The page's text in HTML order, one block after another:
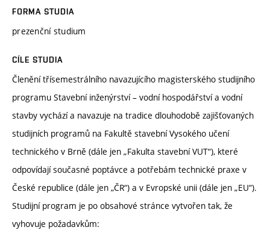
FORMA STUDIA
prezenční studium
CÍLE STUDIA
Členění třísemestrálního navazujícího magisterského studijního
programu Stavební inženýrství – vodní hospodářství a vodní
stavby vychází a navazuje na tradice dlouhodobě zajišťovaných
studijních programů na Fakultě stavební Vysokého učení
technického v Brně (dále jen „Fakulta stavební VUT“), které
odpovídají současné poptávce a potřebám technické praxe v
České republice (dále jen „ČR“) a v Evropské unii (dále jen „EU“).
Studijní program je po obsahové stránce vytvořen tak, že
vyhovuje požadavkům: